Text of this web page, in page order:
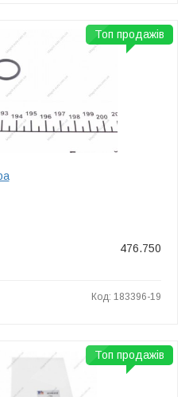
476.750
Код: 183396-19
Топ продажів
Топ продажів